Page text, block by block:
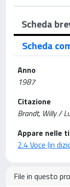
Scheda
Scheda
Anno
1987
Citazione
Brandt, Willy /
Appare nelle
2.4 Voce (in
File in questo